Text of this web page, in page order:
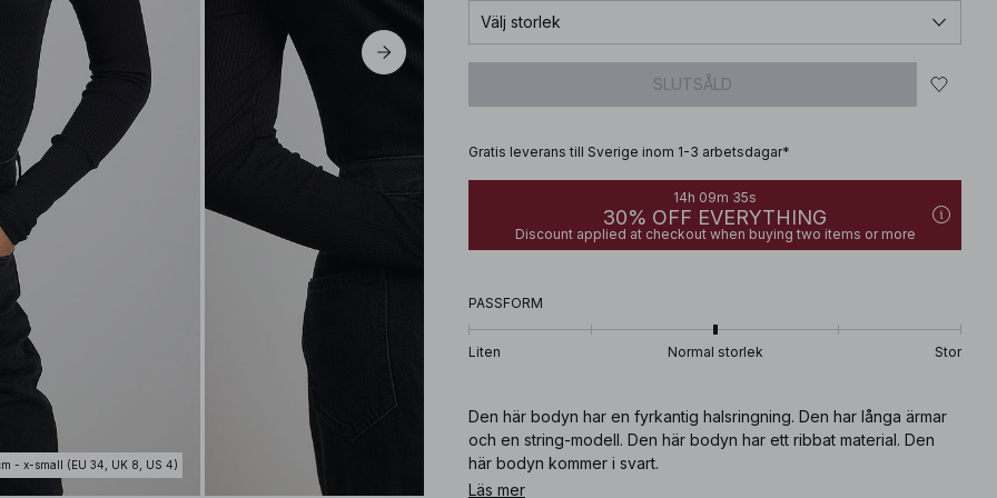
- x-small (EU 34, UK 8, US 4)
Välj storlek
SLUTSÅLD
Gratis leverans till Sverige inom 1-3 arbetsdagar*
14h 09m 34s
30% OFF EVERYTHING
Discount applied at checkout when buying two items or more
PASSFORM
Liten Normal storlek Stor
Den här bodyn har en fyrkantig halsringning. Den har långa ärmar
och en string-modell. Den här bodyn har ett ribbat material. Den
här bodyn kommer i svart.
Läs mer